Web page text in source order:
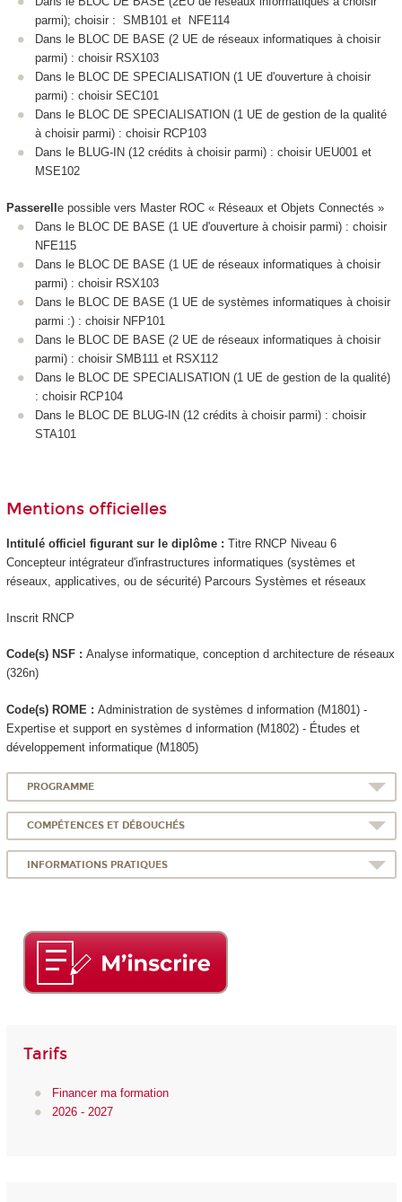
parmi); choisir : SMB101 et NFE114
Dans le BLOC DE BASE (2 UE de réseaux informatiques à choisir
parmi) : choisir RSX103
Dans le BLOC DE SPECIALISATION (1 UE d'ouverture à choisir
parmi) : choisir SEC101
Dans le BLOC DE SPECIALISATION (1 UE de gestion de la qualité
à choisir parmi) : choisir RCP103
Dans le BLUG-IN (12 crédits à choisir parmi) : choisir UEU001 et
MSE102
Passerell e possible vers Master ROC « Réseaux et Objets Connectés »
Dans le BLOC DE BASE (1 UE d'ouverture à choisir parmi) : choisir
NFE115
Dans le BLOC DE BASE (1 UE de réseaux informatiques à choisir
parmi) : choisir RSX103
Dans le BLOC DE BASE (1 UE de systèmes informatiques à choisir
parmi :) : choisir NFP101
Dans le BLOC DE BASE (2 UE de réseaux informatiques à choisir
parmi) : choisir SMB111 et RSX112
Dans le BLOC DE SPECIALISATION (1 UE de gestion de la qualité)
: choisir RCP104
Dans le BLOC DE BLUG-IN (12 crédits à choisir parmi) : choisir
STA101
Mentions officielles
Intitulé officiel figurant sur le diplôme : Titre RNCP Niveau 6
Concepteur intégrateur d'infrastructures informatiques (systèmes et
réseaux, applicatives, ou de sécurité) Parcours Systèmes et réseaux
Inscrit RNCP
Code(s) NSF : Analyse informatique, conception d architecture de réseaux
(326n)
Code(s) ROME : Administration de systèmes d information (M1801) -
Expertise et support en systèmes d information (M1802) - Études et
développement informatique (M1805)
PROGRAMME
COMPÉTENCES ET DÉBOUCHÉS
INFORMATIONS PRATIQUES
Tarifs
Financer ma formation
2026 - 2027